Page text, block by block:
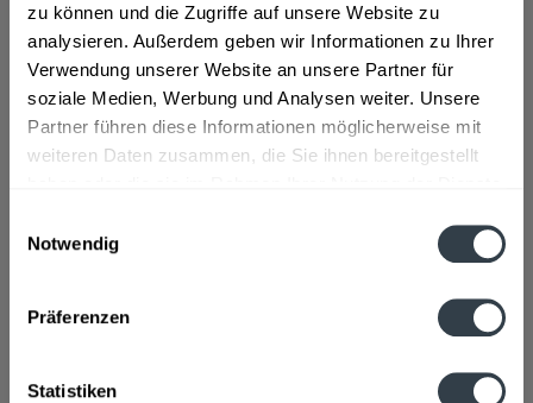
zu können und die Zugriffe auf unsere Website zu
analysieren. Außerdem geben wir Informationen zu Ihrer
Verwendung unserer Website an unsere Partner für
soziale Medien, Werbung und Analysen weiter. Unsere
Partner führen diese Informationen möglicherweise mit
weiteren Daten zusammen, die Sie ihnen bereitgestellt
Notwendig
Präferenzen
Statistiken
Vorrätig
In den Warenkorb
Hersteller
mehr